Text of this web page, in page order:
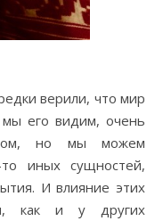
верили, что мир
мы его видим, очень
но мы можем
то иных сущностей,
И влияние этих
как и у других